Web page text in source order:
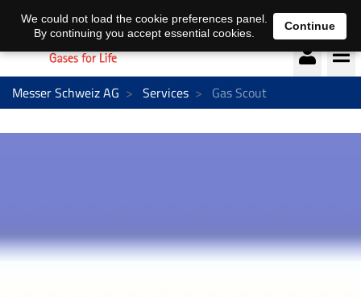
Deutsch français
Messer Schweiz AG Services Gas Scout
We could not load the cookie preferences panel.
By continuing you accept essential cookies.
Continue